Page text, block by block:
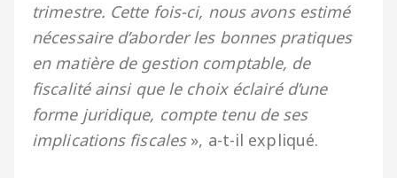
trimestre. Cette fois-ci, nous avons estimé
nécessaire d’aborder les bonnes pratiques
en matière de gestion comptable, de
fiscalité ainsi que le choix éclairé d’une
forme juridique, compte tenu de ses
implications fiscales», a-t-il expliqué.